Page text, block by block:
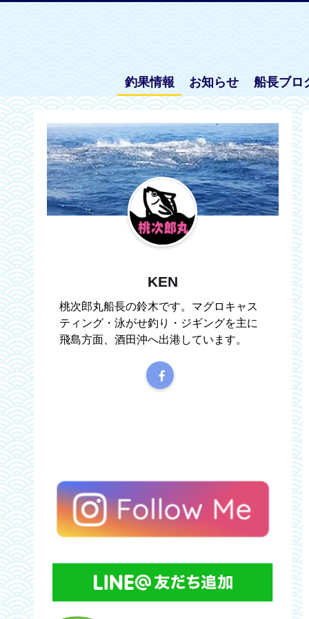
釣果情報 お知らせ 船長ブロ
KEN
桃次郎丸船長の鈴木です。マグロキャス
ティング・泳がせ釣り・ジギングを主に
飛島方面、酒田沖へ出港しています。